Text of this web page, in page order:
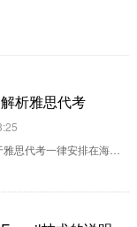
析雅思代考
上涨。具体价格需根据客